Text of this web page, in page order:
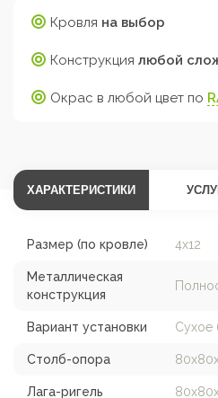
Кровля на выбор
Конструкция любой
Окрас в любой цвет по
ХАРАКТЕРИСТИКИ
Размер (по кровле) 4х12
Металлическая
конструкция
Вариант установки Сухое
Столб-опора
Лага-ригель